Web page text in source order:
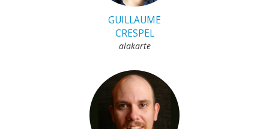
GUILLAUME
CRESPEL
alakarte